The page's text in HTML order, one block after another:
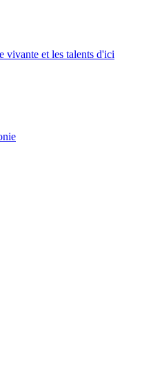
vivante et les talents d'ici